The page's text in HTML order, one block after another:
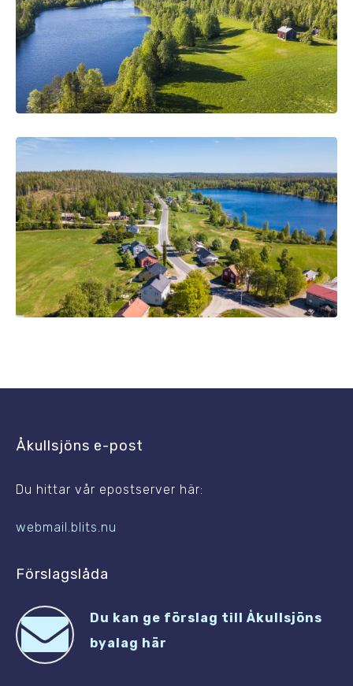
Åkullsjöns e-post
Du hittar vår epostserver här:
webmail.blits.nu
Förslagslåda
Du kan ge förslag till Åkullsjöns
byalag här